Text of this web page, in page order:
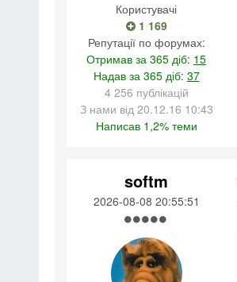
Користувачі
1 169
Репутації по форумах:
Отримав за 365 діб: 15
Надав за 365 діб: 37
4 256 публікацій
З нами від 20.12.16 10:43
Написав 1,2% теми
softm
2026-08-08 20:55:51